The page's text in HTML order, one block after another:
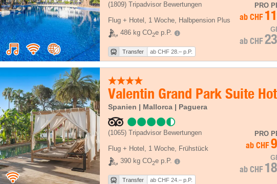
(1809) Tripadvisor Bewertungen
Flug + Hotel , 1 Woche, Halbpension Plus
486 kg CO2e p.P.
Transfer ab CHF 28.– p.P.
PRO
ab CHF
ab CHF
Valentin Grand Park Suite
Spanien | Mallorca | Paguera
(1065) Tripadvisor Bewertungen
Flug + Hotel , 1 Woche, Frühstück
390 kg CO2e p.P.
Transfer ab CHF 24.– p.P.
PRO
ab CHF
ab CHF